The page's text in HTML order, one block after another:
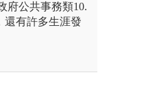
府公共事務類10.
還有許多生涯發